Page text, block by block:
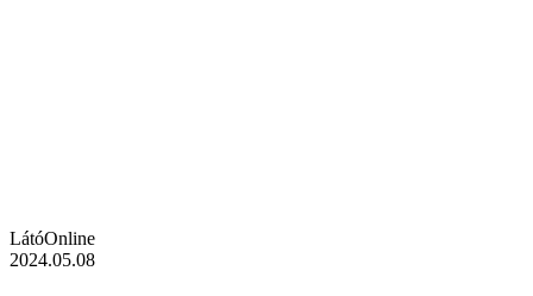
LátóOnline
2024.05.08